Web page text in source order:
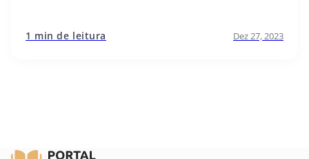
1 min de leitura Dez 27, 2023